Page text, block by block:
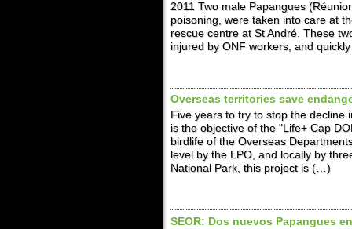
2011 Two male Papangues
poisoning, were taken into care at
rescue centre at St André. These
injured by ONF workers, and
Overseas territories save
Five years to try to stop the decline
is the objective of the "Life+ Cap
birdlife of the Overseas
level by the LPO, and locally by
National Park, this project is (…)
SEOR: Dos nuevos Papangues